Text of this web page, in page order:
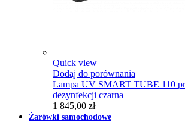
Quick view
Dodaj do porównania
Lampa UV SMART TUBE 110
dezynfekcji czarna
1 845,00 zł
Żarówki samochodowe